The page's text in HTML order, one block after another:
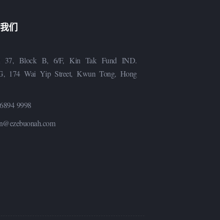
们
37, Block B, 6/F, Kin Tak Fund IND.
174 Wai Yip Street, Kwun Tong, Hong
9998